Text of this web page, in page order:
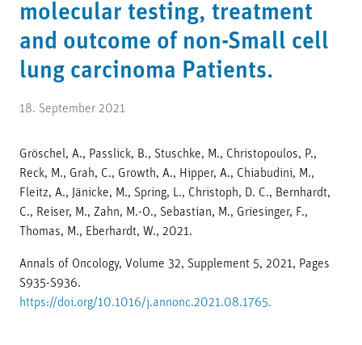
molecular testing, treatment
and outcome of non-Small cell
lung carcinoma Patients.
18. September 2021
Gröschel, A., Passlick, B., Stuschke, M., Christopoulos, P.,
Reck, M., Grah, C., Growth, A., Hipper, A., Chiabudini, M.,
Fleitz, A., Jänicke, M., Spring, L., Christoph, D. C., Bernhardt,
C., Reiser, M., Zahn, M.-O., Sebastian, M., Griesinger, F.,
Thomas, M., Eberhardt, W., 2021.
Annals of Oncology, Volume 32, Supplement 5, 2021, Pages
S935-S936.
https://doi.org/10.1016/j.annonc.2021.08.1765.